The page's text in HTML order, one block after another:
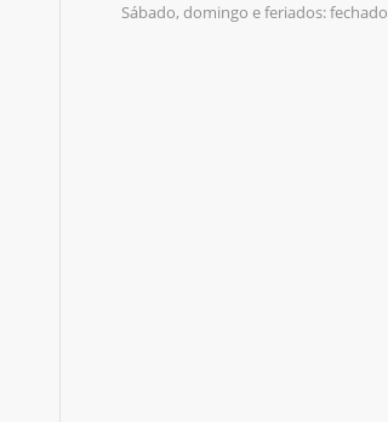
Sábado, domingo e feriados: fechado